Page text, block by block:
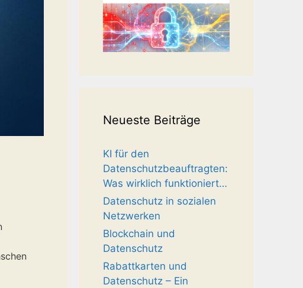
Neueste Beiträge
KI für den
Datenschutzbeauftragten:
Was wirklich funktioniert…
Datenschutz in sozialen
Netzwerken
Blockchain und
Datenschutz
Rabattkarten und
Datenschutz – Ein